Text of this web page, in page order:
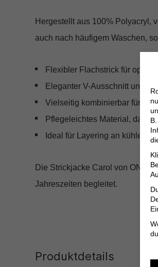
Hergestellt aus 100% Polyacryl ,
auch nach häufigem Waschen,
Flexibler Flachstrick für
Eleganter V-Ausschnitt und
Vielseitig kombinierbar für
Pflegeleichtes Material, das
Ideal für Layering an kühleren
Die Strickjacke Carol von ONLY
Jahreszeiten begleitet.
Produktdetails